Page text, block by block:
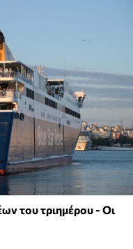
του τριημέρου - Οι